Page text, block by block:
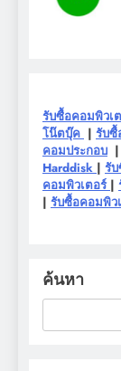
รับซื้อคอมพิวเ
โน๊ตบุ๊ค | รับซื้
คอมประกอบ |
Harddisk | รั
คอมพิวเตอร์ |
| รับซื้อคอมพิว
ค้นหา